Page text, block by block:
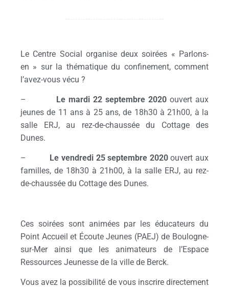
Le Centre Social organise deux soirées « Parlons-
en » sur la thématique du confinement, comment
l’avez-vous vécu ?
– Le mardi 22 septembre 2020 ouvert aux
jeunes de 11 ans à 25 ans, de 18h30 à 21h00, à la
salle ERJ, au rez-de-chaussée du Cottage des
Dunes.
– Le vendredi 25 septembre 2020ouvert aux
familles, de 18h30 à 21h00, à la salle ERJ, au rez-
de-chaussée du Cottage des Dunes.
Ces soirées sont animées par les éducateurs du
Point Accueil et Écoute Jeunes (PAEJ) de Boulogne-
sur-Mer ainsi que les animateurs de l’Espace
Ressources Jeunesse de la ville de Berck.
Vous avez la possibilité de vous inscrire directement